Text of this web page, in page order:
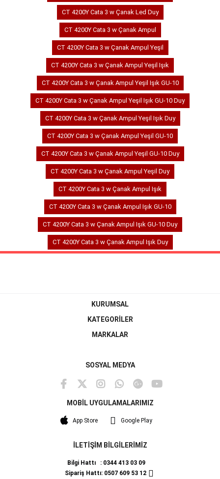
CT 4200Y Cata 3 w Çanak Led Duy
CT 4200Y Cata 3 w Çanak Ampul
CT 4200Y Cata 3 w Çanak Ampul Yeşil
CT 4200Y Cata 3 w Çanak Ampul Yeşil Işık
CT 4200Y Cata 3 w Çanak Ampul Yeşil Işık GU-10
CT 4200Y Cata 3 w Çanak Ampul Yeşil Işık GU-10 Duy
CT 4200Y Cata 3 w Çanak Ampul Yeşil Işık Duy
CT 4200Y Cata 3 w Çanak Ampul Yeşil GU-10
CT 4200Y Cata 3 w Çanak Ampul Yeşil GU-10 Duy
CT 4200Y Cata 3 w Çanak Ampul Yeşil Duy
CT 4200Y Cata 3 w Çanak Ampul Işık
CT 4200Y Cata 3 w Çanak Ampul Işık GU-10
CT 4200Y Cata 3 w Çanak Ampul Işık GU-10 Duy
CT 4200Y Cata 3 w Çanak Ampul Işık Duy
KURUMSAL
KATEGORİLER
MARKALAR
SOSYAL MEDYA
MOBİL UYGULAMALARIMIZ
App Store Google Play
İLETİŞİM BİLGİLERİMİZ
Bilgi Hattı : 0344 413 03 09
Sipariş Hattı: 0507 609 53 12